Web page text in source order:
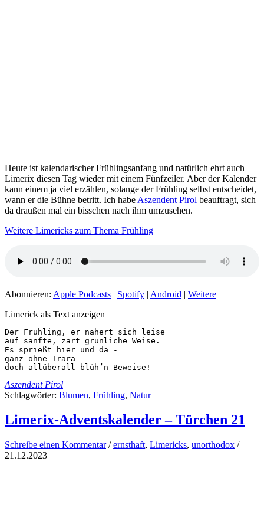
Heute ist kalendarischer Frühlingsanfang und natürlich ehrt auch
Limerix diesen Tag wieder mit einem Fünfzeiler. Aber der Kalender
kann einem ja viel erzählen, solange der Frühling selbst entscheidet,
wann er die Bühne betritt. Ich habe Aszendent Pirol beauftragt, sich
da draußen mal ein bisschen nach ihm umzusehen.
Weitere Limericks zum Thema Frühling
Abonnieren: Apple Podcasts | Spotify | Android | Weitere
Limerick als Text anzeigen
Der Frühling, er nähert sich leise
auf sanfte, zart grünliche Weise.
Es sprießt hier und da -
ganz ohne Trara -
doch allüberall blüh’n Beweise!
Aszendent Pirol
Schlagwörter: Blumen, Frühling, Natur
Limerix-Adventskalender – Türchen 21
Schreibe einen Kommentar /ernsthaft, Limericks, unorthodox /
21.12.2023